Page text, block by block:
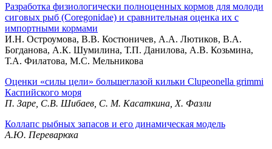
Разработка физиологически полноценных кормов для молоди
сиговых рыб (Coregonidae) и сравнительная оценка их с
импортными кормами
И.Н. Остроумова, В.В. Костюничев, А.А. Лютиков, В.А.
Богданова, А.К. Шумилина, Т.П. Данилова, А.В. Козьмина,
Т.А. Филатова, М.С. Мельникова
Оценки «силы цели» большеглазой кильки Clupeonella grimmi
Каспийского моря
П. Заре, С.В. Шибаев, С. М. Касаткина, Х. Фазли
Коллапс рыбных запасов и его динамическая модель
А.Ю. Переварюха